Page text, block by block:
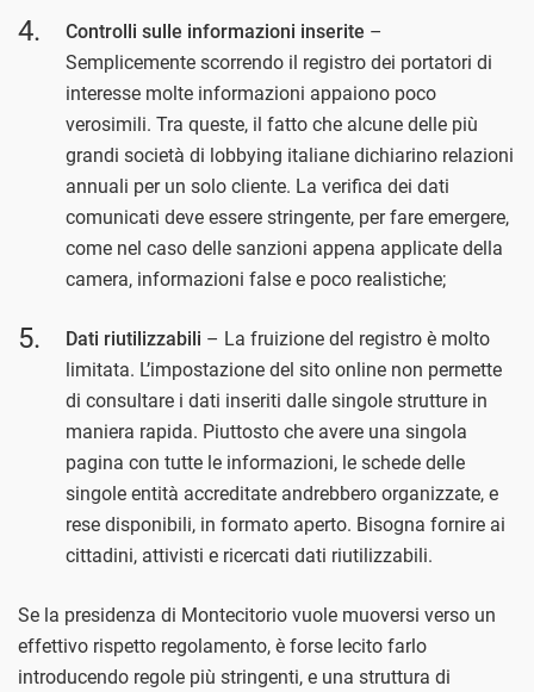
Controlli sulle informazioni inserite –
Semplicemente scorrendo il registro dei portatori di
interesse molte informazioni appaiono poco
verosimili. Tra queste, il fatto che alcune delle più
grandi società di lobbying italiane dichiarino relazioni
annuali per un solo cliente. La verifica dei dati
comunicati deve essere stringente, per fare emergere,
come nel caso delle sanzioni appena applicate della
camera, informazioni false e poco realistiche;
Dati riutilizzabili – La fruizione del registro è molto
limitata. L’impostazione del sito online non permette
di consultare i dati inseriti dalle singole strutture in
maniera rapida. Piuttosto che avere una singola
pagina con tutte le informazioni, le schede delle
singole entità accreditate andrebbero organizzate, e
rese disponibili, in formato aperto. Bisogna fornire ai
cittadini, attivisti e ricercati dati riutilizzabili.
Se la presidenza di Montecitorio vuole muoversi verso un
effettivo rispetto regolamento, è forse lecito farlo
introducendo regole più stringenti, e una struttura di